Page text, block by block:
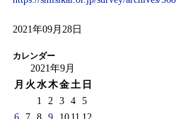
2021年09月28日
カレンダー
2021年9月
月 火 水木金土 日
1 2 3 4
5